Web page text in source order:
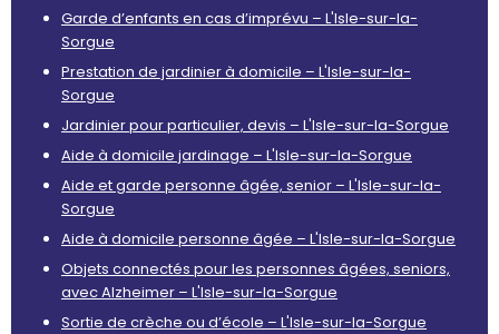
Garde d’enfants en cas d’imprévu – L'Isle-sur-la-
Sorgue
Prestation de jardinier à domicile – L'Isle-sur-la-
Sorgue
Jardinier pour particulier, devis – L'Isle-sur-la-Sorgue
Aide à domicile jardinage – L'Isle-sur-la-Sorgue
Aide et garde personne âgée, senior – L'Isle-sur-la-
Sorgue
Aide à domicile personne âgée – L'Isle-sur-la-Sorgue
Objets connectés pour les personnes âgées, seniors,
avec Alzheimer – L'Isle-sur-la-Sorgue
Sortie de crèche ou d’école – L'Isle-sur-la-Sorgue